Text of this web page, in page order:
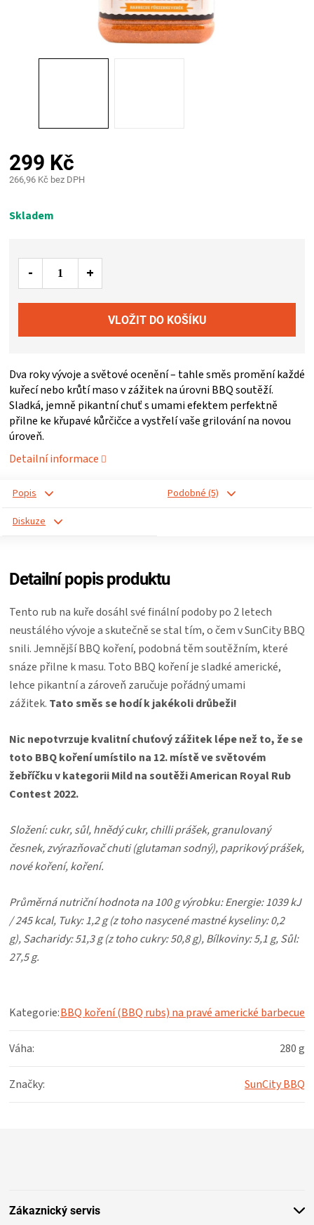
NÁDOBÍ
NA
ZRÁNÍ
MASA
VENKOVNÍ
KNIHY
O
KOŠILE
VÍNO
DÁRKOVÉ
POUKAZY
MĚNA
(CZK)
PŘIHLÁŠENÍ
299 Kč
266,96 Kč bez DPH
cena:
Skladem
Dva roky vývoje a světové ocenění – tahle směs promění každé
kuřecí nebo krůtí maso v zážitek na úrovni BBQ soutěží.
Sladká, jemně pikantní chuť s umami efektem perfektně
přilne ke křupavé kůrčičce a vystřelí vaše grilování na novou
úroveň.
Detailní informace
Popis
Podobné (5)
Diskuze
Detailní popis produktu
Tento rub na kuře dosáhl své finální podoby po 2 letech
neustálého vývoje a skutečně se stal tím, o čem v SunCity BBQ
snili. Jemnější BBQ koření, podobná těm soutěžním, které
snáze přilne k masu. Toto BBQ koření je sladké americké,
lehce pikantní a zároveň zaručuje pořádný umami
zážitek. Tato směs se hodí k jakékoli drůbeži!
Nic nepotvrzuje kvalitní chuťový zážitek lépe než to, že se
toto BBQ koření umístilo na 12. místě ve světovém
žebříčku v kategorii Mild na soutěži American Royal Rub
Contest 2022.
Složení: cukr, sůl, hnědý cukr, chilli prášek, granulovaný
česnek, zvýrazňovač chuti (glutaman sodný), paprikový prášek,
nové koření, koření.
Průměrná nutriční hodnota na 100 g výrobku:Energie: 1039 kJ
/ 245 kcal, Tuky: 1,2 g (z toho nasycené mastné kyseliny: 0,2
g),Sacharidy: 51,3 g (z toho cukry: 50,8 g),Bílkoviny: 5,1 g,Sůl:
27,5 g.
Kategorie:BBQ koření (BBQ rubs) na pravé americké barbecue
Váha: 280 g
Značky: SunCity BBQ
Zákaznický servis